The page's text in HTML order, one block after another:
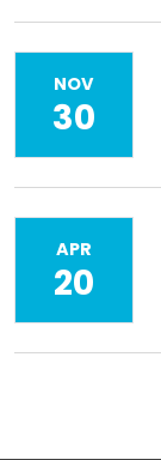
NOV
30
APR
20